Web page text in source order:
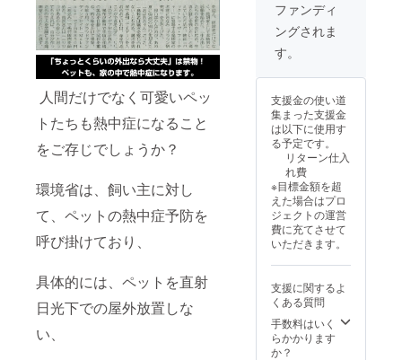
人間だけでなく可愛いペッ
トたちも熱中症になること
をご存じでしょうか？
環境省は、飼い主に対し
て、ペットの熱中症予防を
呼び掛けており、
具体的には、ペットを直射
日光下での屋外放置しな
い、
ファンディ
ングされま
す。
支援金の使い道
集まった支援金
は以下に使用す
る予定です。
リターン仕入
れ費
※目標金額を超
えた場合はプロ
ジェクトの運営
費に充てさせて
いただきます。
支援に関するよ
くある質問
手数料はいく
らかかります
か？